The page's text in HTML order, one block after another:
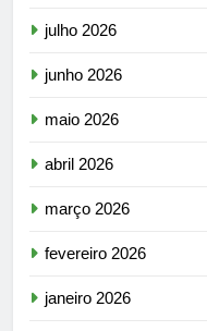
julho 2026
junho 2026
maio 2026
abril 2026
março 2026
fevereiro 2026
janeiro 2026